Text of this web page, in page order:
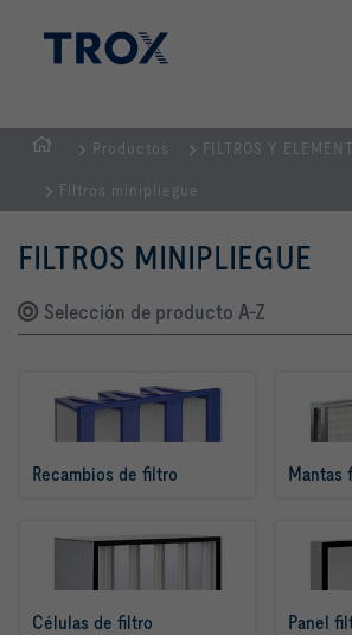
PRINCIPAL
Productos FILTROS Y
Filtros minipliegue
FILTROS MINIPLIEGUE
Selección de producto A-Z
Recambios de filtro Mantas
Células de filtro Panel